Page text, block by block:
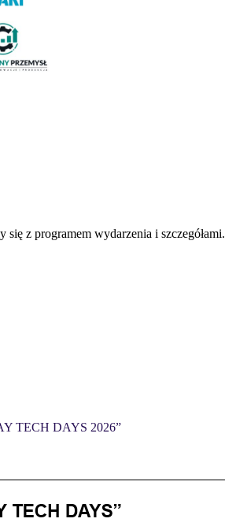
z programem wydarzenia i szczegółami.
TECH DAYS 2026”